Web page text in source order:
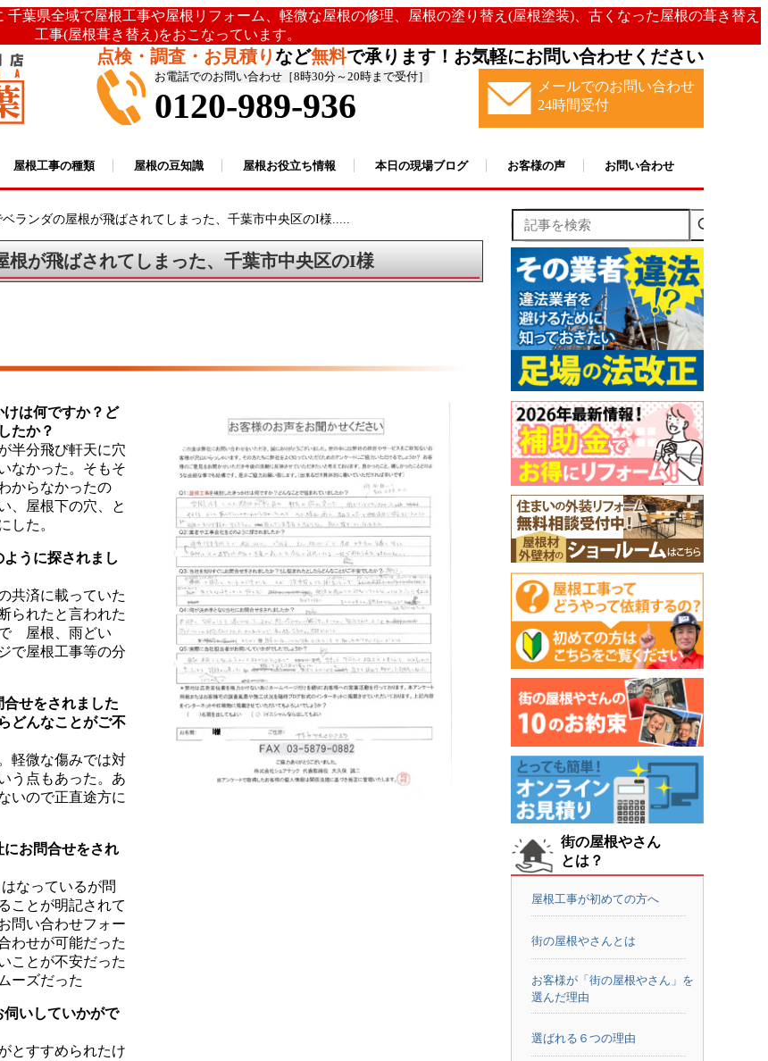
葉県全域で屋根工事や屋根リフォーム、軽微な屋根の修理、屋根の塗り替え(屋根塗装)、古くなった屋根の葺き替え
工事(屋根葺き替え)をおこなっています。
点検・調査・お見積りなど無料で承ります！お気軽にお問い合わせください
お電話でのお問い合わせ［8時30分～20時まで受付］
0120-989-936
メールでのお問い合わせ
24時間受付
屋根工事の種類 屋根の豆知識 屋根お役立ち情報 本日の現場ブログ お客様の声 お問い合わせ
ベランダの屋根が飛ばされてしまった、千葉市中央区のI様.....
根が飛ばされてしまった、千葉市中央区のI様
けは何ですか？ど
たか？
半分飛び軒天に穴
なかった。そもそ
からなかったの
、屋根下の穴、と
した。
うに探されまし
共済に載っていた
られたと言われた
で 屋根、雨どい
で屋根工事等の分
せをされました
どんなことがご不
軽微な傷みでは対
う点もあった。あ
いので正直途方に
にお問合せをされ
なっているが問
ことが明記されて
い合わせフォー
わせが可能だった
ことが不安だった
ーズだった
伺いしていかがで
とすすめられたけ
記事を検索
街の屋根やさん
とは？
屋根工事が初めての方へ
街の屋根やさんとは
お客様が「街の屋根やさん」を
選んだ理由
選ばれる６つの理由